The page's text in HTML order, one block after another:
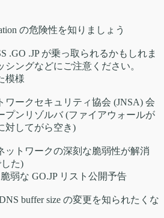
の危険性を知りましょう
.GO .JP が乗っ取られるかもしれま
シングなどにご注意ください。
模様
ワークセキュリティ協会 (JNSA) 会
プンリゾルバ (ファイアウォールが
対してがら空き)
ットワークの深刻な脆弱性が解消
た)
弱な GO.JP リスト公開予告
buffer size の変更を知られたくな